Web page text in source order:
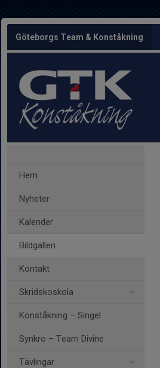
Göteborgs Team & Konståkning
Hem
Nyheter
Kalender
Bildgalleri
Kontakt
Skridskoskola
Konståkning – Singel
Synkro – Team Divine
Tävlingar